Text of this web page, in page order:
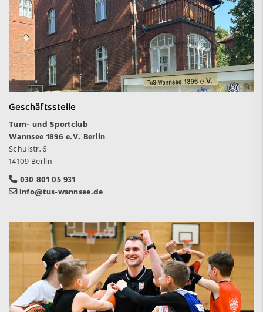
Geschäftsstelle
Turn- und Sportclub
Wannsee 1896 e.V. Berlin
Schulstr. 6
14109 Berlin
030 801 05 931
info@tus-wannsee.de